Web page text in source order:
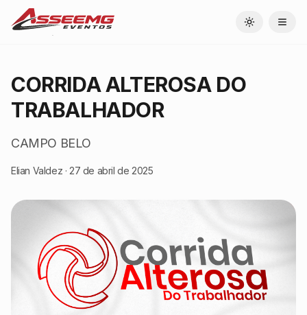
Toggle theme
CORRIDA ALTEROSA DO
TRABALHADOR
CAMPO BELO
Elian Valdez · 27 de abril de 2025